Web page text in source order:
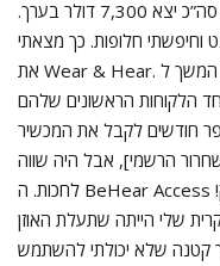
בתוספת עלות של אייפון, בתוספת מס – סה”כ יצא 7,300 דולר בערך.
וחיפשתי חלופות. כך מצאתי
את Wear & Hear. נודע לי שהם משחררים המשך ל- BeHear NOW
חודשים לקבל את המכשיר
הרשמי], אבל היה שווה
לחכות. ה BeHear Access מבריק!
שלי הייתה שתעלת האוזן
קטנה שלא יכולתי להשתמש